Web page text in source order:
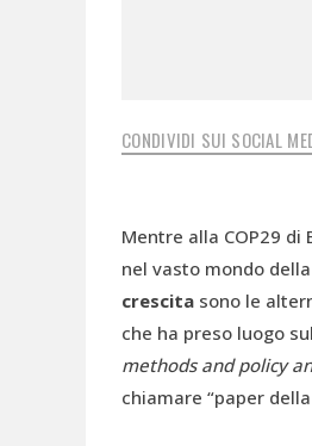
CONDIVIDI SUI SOCIAL
Mentre alla COP29
nel vasto mondo
crescita sono le
che ha preso luogo
methods and policy
chiamare “paper